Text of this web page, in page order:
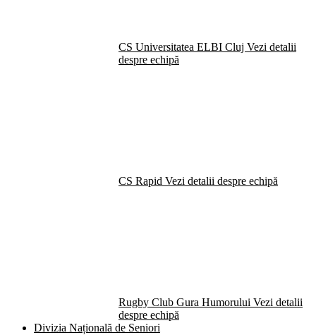
CS Universitatea ELBI Cluj Vezi detalii
despre echipă
CS Rapid Vezi detalii despre echipă
Rugby Club Gura Humorului Vezi detalii
despre echipă
Divizia Națională de Seniori